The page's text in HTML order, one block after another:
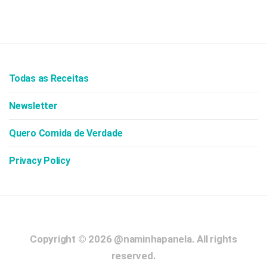
Todas as Receitas
Newsletter
Quero Comida de Verdade
Privacy Policy
Copyright © 2026 @naminhapanela.All rights
reserved.